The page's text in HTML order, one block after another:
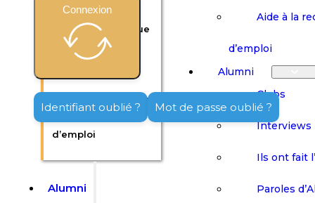
Formation continue
Aide à la recherche
d’emploi
Alumni
Aide à la
d’emploi
Alumni
Clubs
Interviews
Ils ont fait
Paroles
Connexion
Identifiant oublié ? Mot de passe oublié ?